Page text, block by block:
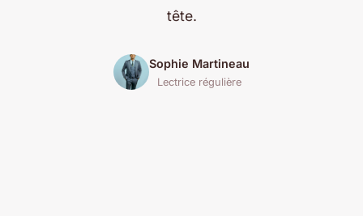
tête.
Sophie Martineau
Lectrice régulière